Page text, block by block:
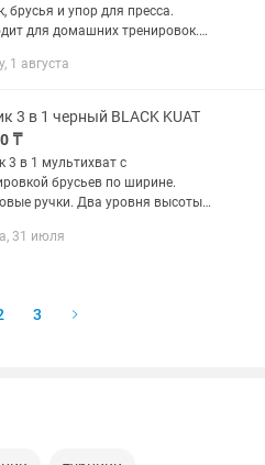
брусья и упор для пресса.
для домашних тренировок.
подушки для рук и спины.
1 августа
3 в 1 черный BLACK KUAT
₸
3 в 1 мультихват с
брусьев по ширине.
ручки. Два уровня высоты
за отдельную плату.
31 июля
3